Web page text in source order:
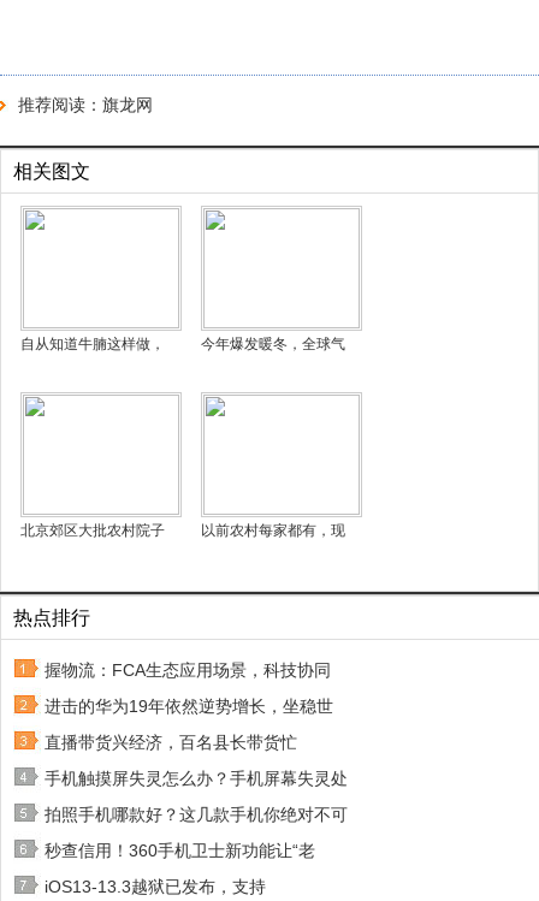
推荐阅读： 旗龙网
相关图文
自从知道牛腩这样做， 今年爆发暖冬，全球气
北京郊区大批农村院子 以前农村每家都有，现
热点排行
握物流：FCA生态应用场景，科技协同
进击的华为19年依然逆势增长，坐稳世
直播带货兴经济，百名县长带货忙
手机触摸屏失灵怎么办？手机屏幕失灵处
拍照手机哪款好？这几款手机你绝对不可
秒查信用！360手机卫士新功能让“老
iOS13-13.3越狱已发布，支持